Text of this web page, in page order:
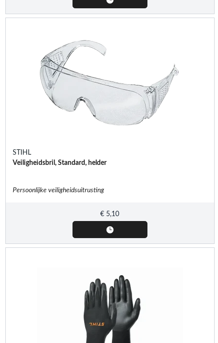
STIHL
Veiligheidsbril, Standard, helder
Persoonlijke veiligheidsuitrusting
€ 5,10